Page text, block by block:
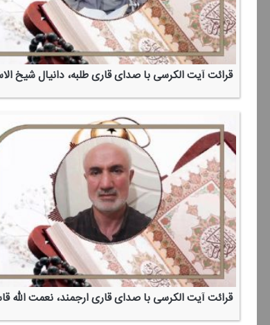
قرائت آیت الكرسی با صدای قاری طلبه، دانیال شیخ
قرائت آیت الكرسی با صدای قاری ارجمند، نعمت الله